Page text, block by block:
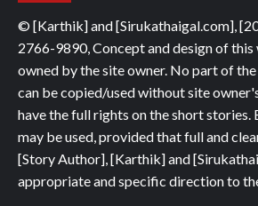
© [Karthik] and [Sirukathaigal.com],
2766-9890, Concept and design of
owned by the site owner. No part of
can be copied/used without site
have the full rights on the short stories.
may be used, provided that full and
[Story Author], [Karthik] and
appropriate and specific direction to